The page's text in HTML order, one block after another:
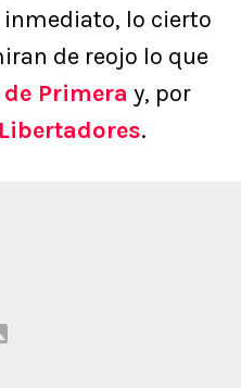
lo cierto
de reojo lo que
Primera y, por
.